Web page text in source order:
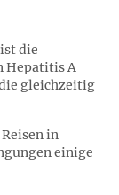
die
Hepatitis A
gleichzeitig
in
einige